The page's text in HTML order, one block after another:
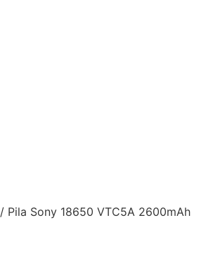
/ Pila Sony 18650 VTC5A 2600mAh